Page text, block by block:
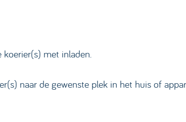
met inladen.
naar de gewenste plek in het huis of